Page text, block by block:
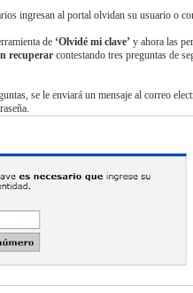
ingresan al portal olvidan su usuario o
de ‘Olvidé mi clave’ y ahora las
recuperar contestando tres preguntas de
se le enviará un mensaje al correo